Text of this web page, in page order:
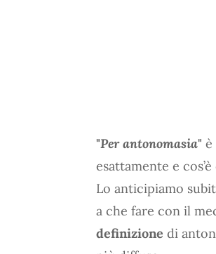
"Per antonomasia" è
esattamente e
Lo anticipiamo
a che fare con il
definizione di